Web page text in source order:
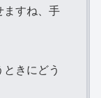
すね、手
きにどう